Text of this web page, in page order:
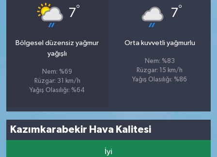
7°
Bölgesel düzensiz yağmur
yağışlı
Nem: %69
Rüzgar: 31 km/h
Yağış Olasılığı: %64
7°
Orta kuvvetli yağmurlu
Nem: %83
Rüzgar: 15 km/h
Yağış Olasılığı: %86
Kazımkarabekir Hava Kalitesi
İyi